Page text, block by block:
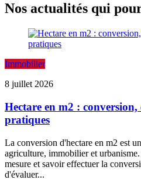
Nos actualités qui
Immobilier
8 juillet 2026
Hectare en m2 : conversion,
pratiques
La conversion d'hectare en m2 est
agriculture, immobilier et
mesure et savoir effectuer la
d'évaluer...